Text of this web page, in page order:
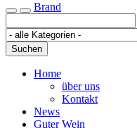
Toggle navigation
Brand
Suchen
Home
über uns
Kontakt
News
Guter Wein